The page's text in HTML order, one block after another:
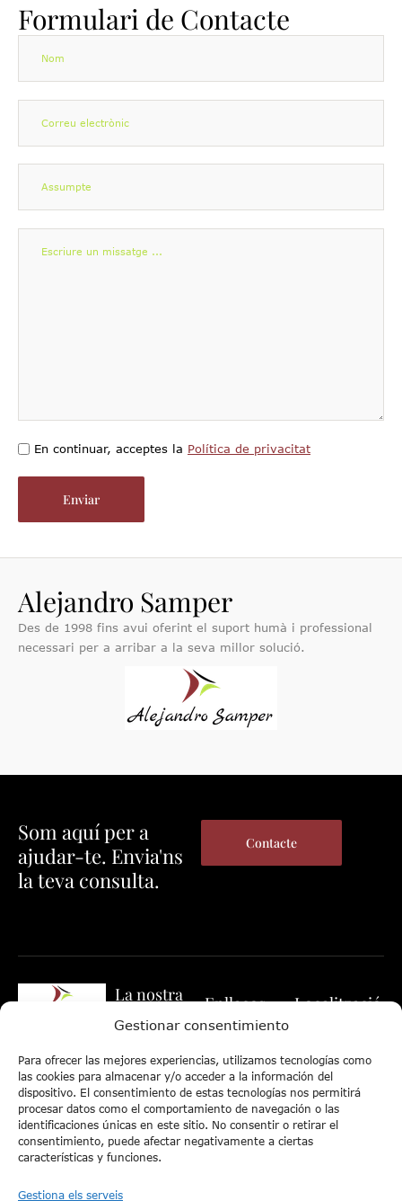
Gestionar consentimiento
Para ofrecer las mejores experiencias, utilizamos tecnologías como
las cookies para almacenar y/o acceder a la información del
dispositivo. El consentimiento de estas tecnologías nos permitirá
procesar datos como el comportamiento de navegación o las
identificaciones únicas en este sitio. No consentir o retirar el
consentimiento, puede afectar negativamente a ciertas
características y funciones.
Gestiona els serveis
Formulari de Contacte
En continuar, acceptes la Política de privacitat
Alejandro Samper
Des de 1998 fins avui oferint el suport humà i professional
necessari per a arribar a la seva millor solució.
Som aquí per a
ajudar-te. Envia'ns
la teva consulta.
Contacte
respondrem
amb la
màxima
rapidesa.
La nostra
web
Especialitats
- Civil
- Penal
- Consultoria
Enllaços
d'interès
Política de
Cookies
Política de
Privacitat
Localització
Nord, 19 – 1.º
– 1.ª EL
VENDRELL
(Tarragona)
43700